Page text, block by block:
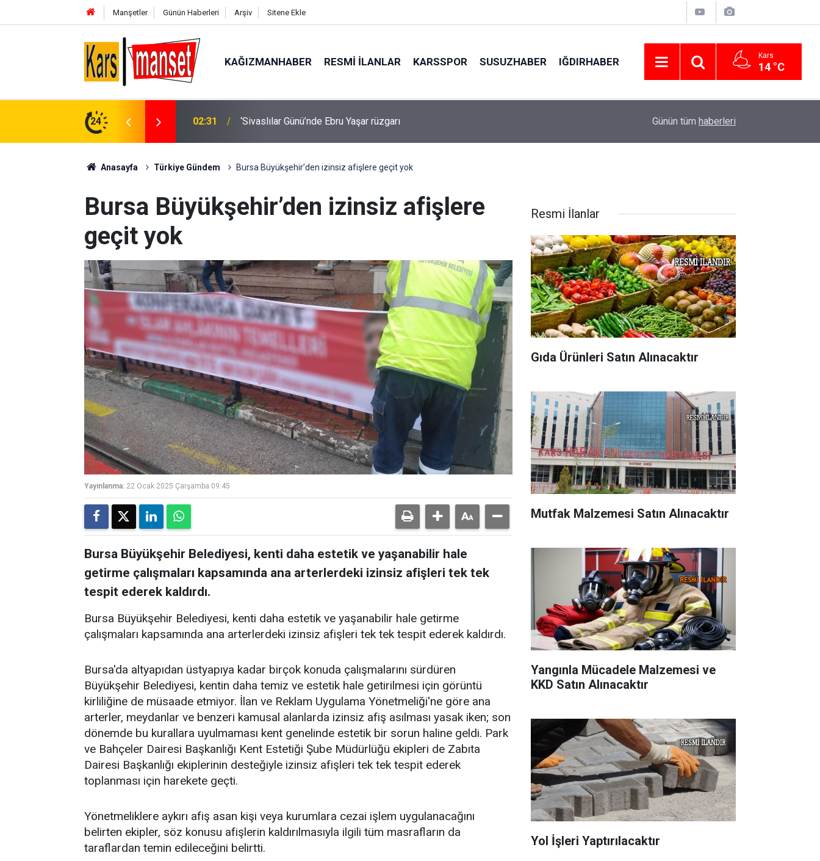
Manşetler Günün Haberleri Arşiv Sitene Ekle
KAĞIZMANHABER RESMI İLANLAR KARSSPOR SUSUZHABER IĞDIRHABER Kars
14 °C
24 01:56
ABD Başkanı Trump: "İran ile anlaşma yapmayı tercih ederim çünkü insanları
öldürmek istemiyorum"
Çorum’da geceyi aydınlatan anız yangını
Günün tüm haberleri
Anasayfa Türkiye Gündem Bursa Büyükşehir’den izinsiz afişlere geçit yok
Bursa Büyükşehir’den izinsiz afişlere
geçit yok
Yayınlanma: 22 Ocak 2025 Çarşamba 09:45
Bursa Büyükşehir Belediyesi, kenti daha estetik ve yaşanabilir hale
getirme çalışmaları kapsamında ana arterlerdeki izinsiz afişleri tek tek
tespit ederek kaldırdı.
Bursa Büyükşehir Belediyesi, kenti daha estetik ve yaşanabilir hale getirme
çalışmaları kapsamında ana arterlerdeki izinsiz afişleri tek tek tespit ederek kaldırdı.
Bursa'da altyapıdan üstyapıya kadar birçok konuda çalışmalarını sürdüren
Büyükşehir Belediyesi, kentin daha temiz ve estetik hale getirilmesi için görüntü
kirliliğine de müsaade etmiyor. İlan ve Reklam Uygulama Yönetmeliği'ne göre ana
arterler, meydanlar ve benzeri kamusal alanlarda izinsiz afiş asılması yasak iken; son
dönemde bu kurallara uyulmaması kent genelinde estetik bir sorun haline geldi. Park
ve Bahçeler Dairesi Başkanlığı Kent Estetiği Şube Müdürlüğü ekipleri de Zabıta
Dairesi Başkanlığı ekiplerinin desteğiyle izinsiz afişleri tek tek tespit ederek
toplanması için harekete geçti.
Yönetmeliklere aykırı afiş asan kişi veya kurumlara cezai işlem uygulanacağını
belirten ekipler, söz konusu afişlerin kaldırılmasıyla ilgili tüm masrafların da
taraflardan temin edileceğini belirtti.
Resmi İlanlar
Gıda Ürünleri Satın Alınacaktır
Mutfak Malzemesi Satın Alınacaktır
Yangınla Mücadele Malzemesi ve
KKD Satın Alınacaktır
Yol İşleri Yaptırılacaktır